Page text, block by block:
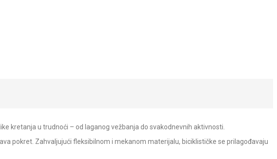
kretanja u trudnoći – od laganog vežbanja do svakodnevnih aktivnosti.
pokret. Zahvaljujući fleksibilnom i mekanom materijalu, biciklističke se prilagođavaju